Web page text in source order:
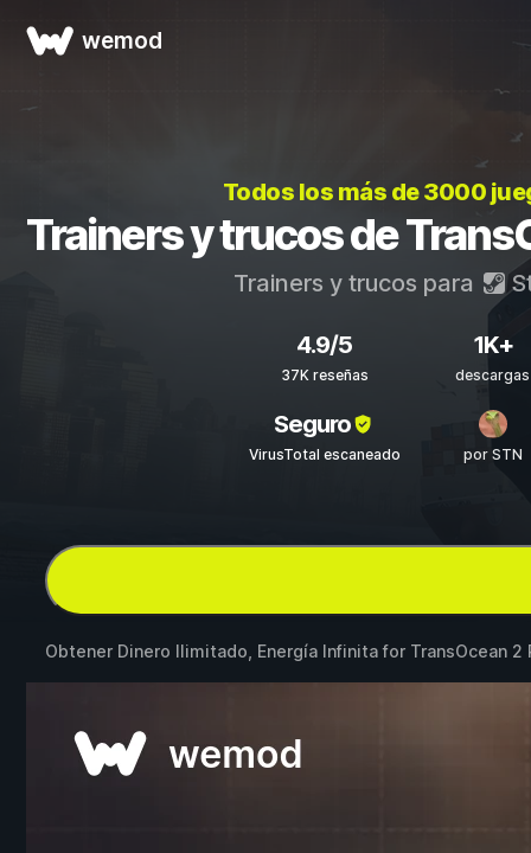
wemod
Todos los más de 3000
Trainers y trucos de
Trainers y trucos para
4.9/5
37K reseñas
1K+
descargas
Seguro
VirusTotal escaneado por STN
Obtener Dinero Ilimitado, Energía Infinita for TransOcean 2